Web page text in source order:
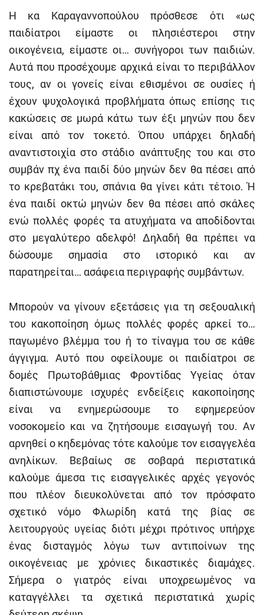
Η κα Καραγαννοπούλου πρόσθεσε ότι «ως
παιδίατροι είμαστε οι πλησιέστεροι στην
οικογένεια, είμαστε οι… συνήγοροι των παιδιών.
Αυτά που προσέχουμε αρχικά είναι το περιβάλλον
τους, αν οι γονείς είναι εθισμένοι σε ουσίες ή
έχουν ψυχολογικά προβλήματα όπως επίσης τις
κακώσεις σε μωρά κάτω των έξι μηνών που δεν
είναι από τον τοκετό. Όπου υπάρχει δηλαδή
αναντιστοιχία στο στάδιο ανάπτυξης του και στο
συμβάν πχ ένα παιδί δύο μηνών δεν θα πέσει από
το κρεβατάκι του, σπάνια θα γίνει κάτι τέτοιο. Ή
ένα παιδί οκτώ μηνών δεν θα πέσει από σκάλες
ενώ πολλές φορές τα ατυχήματα να αποδίδονται
στο μεγαλύτερο αδελφό! Δηλαδή θα πρέπει να
δώσουμε σημασία στο ιστορικό και αν
παρατηρείται… ασάφεια περιγραφής συμβάντων.
Μπορούν να γίνουν εξετάσεις για τη σεξουαλική
του κακοποίηση όμως πολλές φορές αρκεί το…
παγωμένο βλέμμα του ή το τίναγμα του σε κάθε
άγγιγμα. Αυτό που οφείλουμε οι παιδίατροι σε
δομές Πρωτοβάθμιας Φροντίδας Υγείας όταν
διαπιστώνουμε ισχυρές ενδείξεις κακοποίησης
είναι να ενημερώσουμε το εφημερεύον
νοσοκομείο και να ζητήσουμε εισαγωγή του. Αν
αρνηθεί ο κηδεμόνας τότε καλούμε τον εισαγγελέα
ανηλίκων. Βεβαίως σε σοβαρά περιστατικά
καλούμε άμεσα τις εισαγγελικές αρχές γεγονός
που πλέον διευκολύνεται από τον πρόσφατο
σχετικό νόμο Φλωρίδη κατά της βίας σε
λειτουργούς υγείας διότι μέχρι πρότινος υπήρχε
ένας δισταγμός λόγω των αντιποίνων της
οικογένειας με χρόνιες δικαστικές διαμάχες.
Σήμερα ο γιατρός είναι υποχρεωμένος να
καταγγέλλει τα σχετικά περιστατικά χωρίς